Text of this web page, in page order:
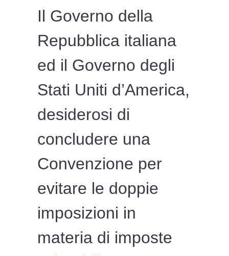
Il Governo della
Repubblica italiana
ed il Governo degli
Stati Uniti d’America,
desiderosi di
concludere una
Convenzione per
evitare le doppie
imposizioni in
materia di imposte